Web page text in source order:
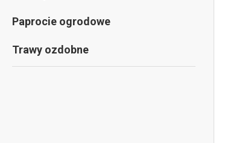
Paprocie ogrodowe
Trawy ozdobne